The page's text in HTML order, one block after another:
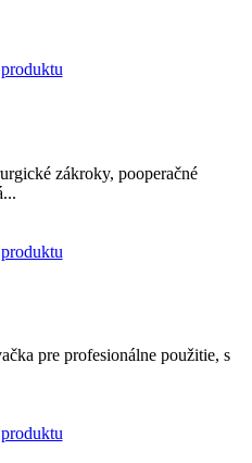
zákroky, pooperačné
pre profesionálne použitie, s